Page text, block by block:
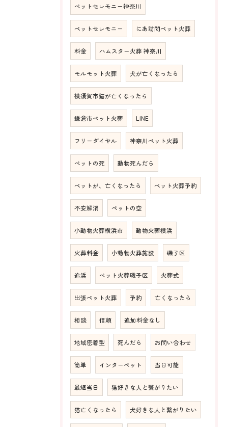
ペットセレモニー神奈川
ペットセレモニー にあ訪問ペット火葬
料金 ハムスター火葬 神奈川
モルモット火葬 犬が亡くなったら
横須賀市猫が亡くなったら
鎌倉市ペット火葬 LINE
フリーダイヤル 神奈川ペット火葬
ペットの死 動物死んだら
ペットが、亡くなったら ペット火葬予約
不安解消 ペットの空
小動物火葬横浜市 動物火葬横浜
火葬料金 小動物火葬施設 磯子区
追浜 ペット火葬磯子区 火葬式
出張ペット火葬 予約 亡くなったら
相談 信頼 追加料金なし
地域密着型 死んだら お問い合わせ
簡単 インターペット 当日可能
最短当日 猫好きな人と繋がりたい
猫亡くなったら 犬好きな人と繋がりたい